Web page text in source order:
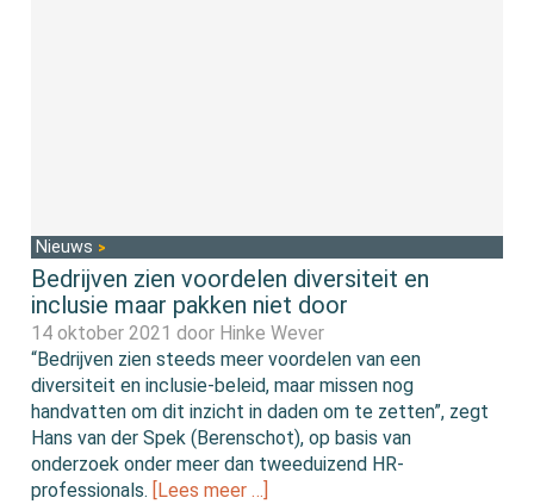
Nieuws
Bedrijven zien voordelen diversiteit en
inclusie maar pakken niet door
14 oktober 2021 door Hinke Wever
“Bedrijven zien steeds meer voordelen van een
diversiteit en inclusie-beleid, maar missen nog
handvatten om dit inzicht in daden om te zetten”, zegt
Hans van der Spek (Berenschot), op basis van
onderzoek onder meer dan tweeduizend HR-
professionals.
[Lees meer …]